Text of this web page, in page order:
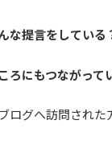
な提言をしてい
にもつながって
ログへ訪問された